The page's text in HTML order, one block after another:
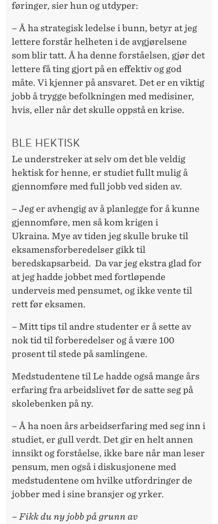
føringer, sier hun og utdyper:
– Å ha strategisk ledelse i bunn, betyr at jeg
lettere forstår helheten i de avgjørelsene
som blir tatt. Å ha denne forståelsen, gjør det
lettere få ting gjort på en effektiv og god
måte. Vi kjenner på ansvaret. Det er en viktig
jobb å trygge befolkningen med medisiner,
hvis, eller når det skulle oppstå en krise.
BLE HEKTISK
Le understreker at selv om det ble veldig
hektisk for henne, er studiet fullt mulig å
gjennomføre med full jobb ved siden av.
– Jeg er avhengig av å planlegge for å kunne
gjennomføre, men så kom krigen i
Ukraina. Mye av tiden jeg skulle bruke til
eksamensforberedelser gikk til
beredskapsarbeid. Da var jeg ekstra glad for
at jeg hadde jobbet med fortløpende
underveis med pensumet, og ikke vente til
rett før eksamen.
– Mitt tips til andre studenter er å sette av
nok tid til forberedelser og å være 100
prosent til stede på samlingene.
Medstudentene til Le hadde også mange års
erfaring fra arbeidslivet før de satte seg på
skolebenken på ny.
– Å ha noen års arbeidserfaring med seg inn i
studiet, er gull verdt. Det gir en helt annen
innsikt og forståelse, ikke bare når man leser
pensum, men også i diskusjonene med
medstudentene om hvilke utfordringer de
jobber med i sine bransjer og yrker.
– Fikk du ny jobb på grunn av